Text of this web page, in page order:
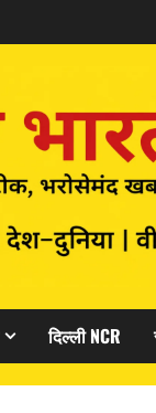
दिल्ली NCR